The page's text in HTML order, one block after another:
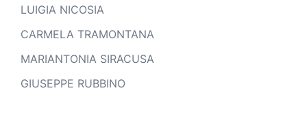
LUIGIA NICOSIA
CARMELA TRAMONTANA
MARIANTONIA SIRACUSA
GIUSEPPE RUBBINO